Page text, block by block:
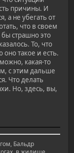
причины. И
а не убегать от
что в своем
бы страшно это
То, что
оно такое и есть.
какая-то
с этим дальше
Что делать
Но, здесь, вы,
Бальдр